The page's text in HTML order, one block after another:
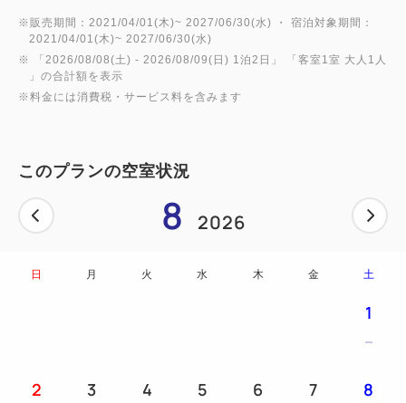
※販売期間：2021/04/01(木)~ 2027/06/30(水) ・ 宿泊対象期間：
2021/04/01(木)~ 2027/06/30(水)
※ 「 2026/08/08(土) - 2026/08/09(日) 1泊2日 」 「客室1室 大人1人
」の合計額を表示
※料金には消費税・サービス料を含みます
このプランの空室状況
8 2026
日 月 火 水 木 金 土
1
2 3 4 5 6 7 8